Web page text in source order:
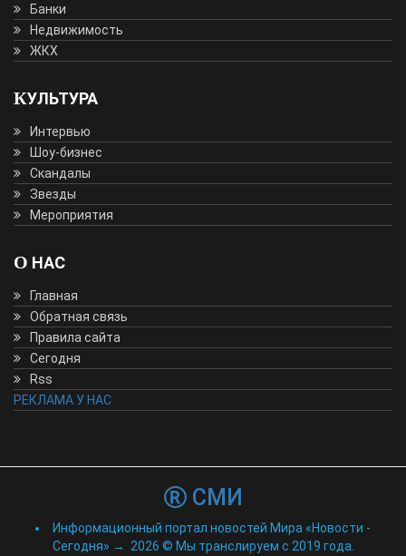
Банки
Недвижимость
ЖКХ
КУЛЬТУРА
Интервью
Шоу-бизнес
Скандалы
Звезды
Мероприятия
О НАС
Главная
Обратная связь
Правила сайта
Сегодня
Rss
РЕКЛАМА У НАС
СМИ
Информационный портал новостей Мира «Новости -
Сегодня» → 2026 © Мы транслируем с 2019 года.